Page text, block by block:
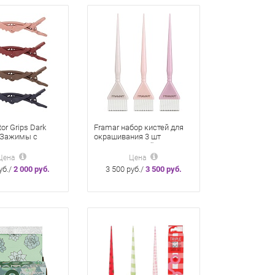
Grips Dark
с
4 шт «Темная
2 000 руб.
Framar набор кистей для
окрашивания 3 шт
«Глазированный пончик»
Glazed Donut
Цена
3 500 руб./ 3 500 руб.